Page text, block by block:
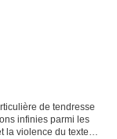
de tendresse
infinies parmi les
la violence du texte